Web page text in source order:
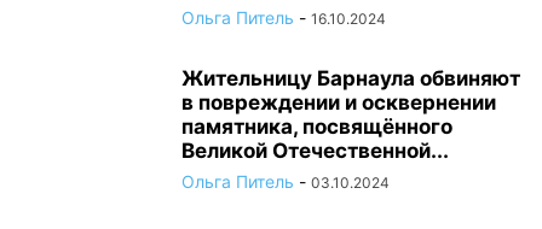
Ольга Питель - 16.10.2024
Жительницу Барнаула обвиняют
в повреждении и осквернении
памятника, посвящённого
Великой Отечественной...
Ольга Питель - 03.10.2024